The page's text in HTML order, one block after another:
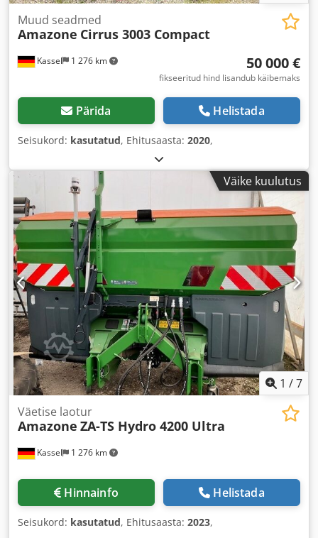
Kassel 1 276 km
Muud seadmed
Amazone Cirrus 3003 Compact
50 000 €
fikseeritud hind lisandub käibemaks
Pärida Helistada
Seisukord: kasutatud, Ehitusaasta: 2020,
Väike kuulutus
1 /7
Kassel 1 276 km
Väetise laotur
Amazone ZA-TS Hydro 4200 Ultra
Hinnainfo Helistada
Seisukord: kasutatud, Ehitusaasta: 2023,